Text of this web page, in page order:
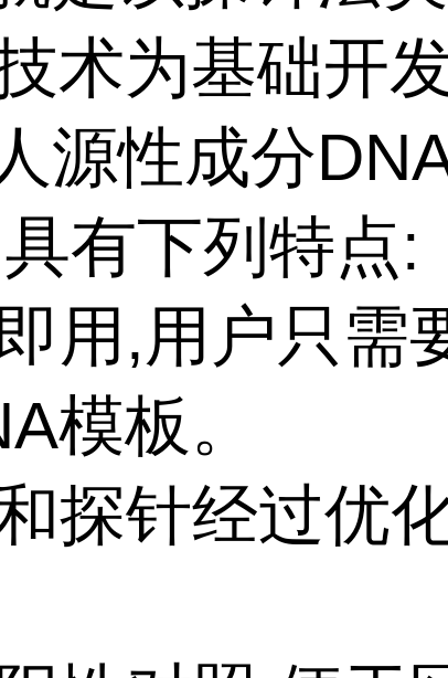
术为基础开
源性成分
有下列特点:
用,用户只需
模板。
探针经过优